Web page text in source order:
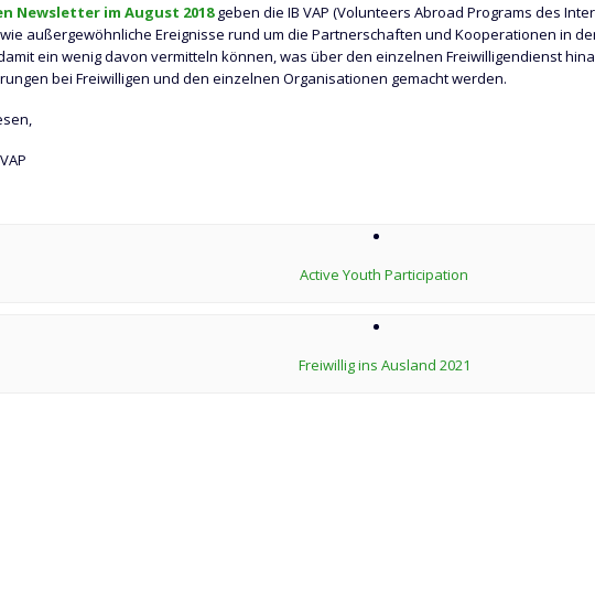
Newsletter im August 2018 geben die IB VAP (Volunteers Abroad Programs des
außergewöhnliche Ereignisse rund um die Partnerschaften und Kooperationen in
ein wenig davon vermitteln können, was über den einzelnen Freiwilligendienst
bei Freiwilligen und den einzelnen Organisationen gemacht werden.
Active Youth Participation
Freiwillig ins Ausland 2021